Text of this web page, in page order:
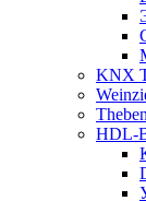
KNX
HDL-